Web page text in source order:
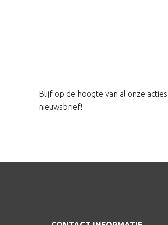
Blijf op de hoogte van al onze
nieuwsbrief!